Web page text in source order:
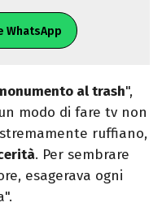
WhatsApp
al trash",
modo di fare tv non
ruffiano,
. Per sembrare
esagerava ogni